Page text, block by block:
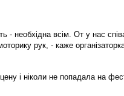
всім. От у нас
рук, - каже
і ніколи не попадала на